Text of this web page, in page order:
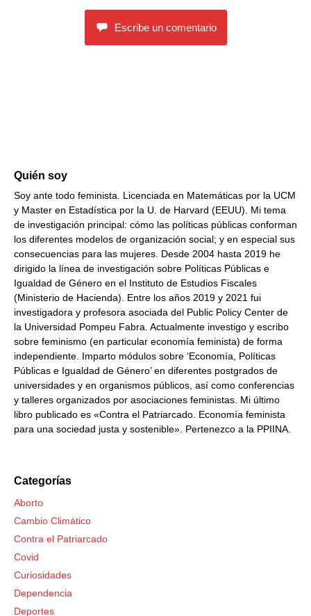
Escribe un comentario
Quién soy
Soy ante todo feminista. Licenciada en Matemáticas por la UCM
y Master en Estadística por la U. de Harvard (EEUU). Mi tema
de investigación principal: cómo las políticas públicas conforman
los diferentes modelos de organización social; y en especial sus
consecuencias para las mujeres. Desde 2004 hasta 2019 he
dirigido la línea de investigación sobre Políticas Públicas e
Igualdad de Género en el Instituto de Estudios Fiscales
(Ministerio de Hacienda). Entre los años 2019 y 2021 fui
investigadora y profesora asociada del Public Policy Center de
la Universidad Pompeu Fabra. Actualmente investigo y escribo
sobre feminismo (en particular economía feminista) de forma
independiente. Imparto módulos sobre ‘Economía, Políticas
Públicas e Igualdad de Género’ en diferentes postgrados de
universidades y en organismos públicos, así como conferencias
y talleres organizados por asociaciones feministas. Mi último
libro publicado es «Contra el Patriarcado. Economía feminista
para una sociedad justa y sostenible». Pertenezco a la PPIINA.
Categorías
Aborto
Cambio Climático
Contra el Patriarcado
Covid
Curiosidades
Dependencia
Deportes